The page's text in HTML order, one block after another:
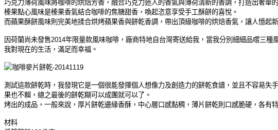
巧克力薄荷風味將咖啡的烘焙芳香，融合巧克力迷人的香氣與薄荷清新的香調， 打造出奢華
榛果點心風味是榛果香氣結合咖啡的焦糖甜香，喚起恣意享受手工酥餅的喜悅。
而蘋果酥餅風味則完美地揉合烘烤蘋果香與餅乾香調，帶出頂級咖啡的烘焙香氣，讓人憶起
因荷蘭尚未發售2014年限量款風味咖啡，廠商特地自台灣寄送給我，當我分別細細品嚐三
我對現在的生活，滿足而幸福。
測試這款餅乾時，我發現它是一個很能發揮個人想像力及創造力的餅乾食譜，並且不容易
果也不賴，總之最後的餅乾糊可以成團就可以了。
烤出的成品，一般來說，厚片餅乾邊緣香酥，中心層口感黏稠，薄片餅乾則口感脆硬 ，各有
材料